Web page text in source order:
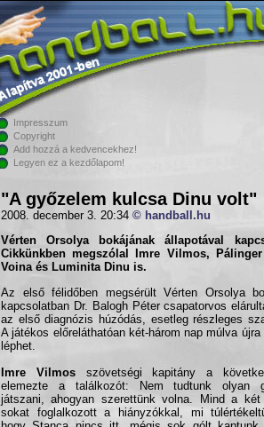
Impresszum
Copyright
Add hozzá a kedvencekhez!
Legyen ez a kezdőlapom!
"A győzelem kulcsa Dinu volt"
2008. december 3. 20:34 © handball.hu
Vérten Orsolya bokájának állapotával
Cikkünkben megszólal
Imre Vilmos,
Voina és Luminita Dinu is.
Az első félidőben megsérült Vérten Orsolya
kapcsolatban Dr. Balogh Péter csapatorvos
az első diagnózis húzódás, esetleg részleges
A játékos előreláthatóan két-három nap múlva újra
léphet.
Imre Vilmosszövetségi kapitány a
elemezte a találkozót: Nem tudtunk olyan
játszani, ahogyan szerettünk volna. Mind a két
sokat foglalkozott a hiányzókkal, mi